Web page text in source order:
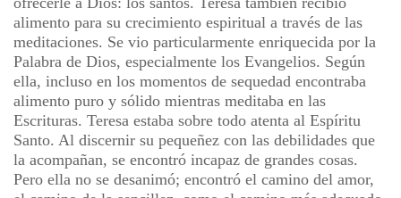
alimento para su crecimiento espiritual a través de las
meditaciones. Se vio particularmente enriquecida por la
Palabra de Dios, especialmente los Evangelios. Según
ella, incluso en los momentos de sequedad encontraba
alimento puro y sólido mientras meditaba en las
Escrituras. Teresa estaba sobre todo atenta al Espíritu
Santo. Al discernir su pequeñez con las debilidades que
la acompañan, se encontró incapaz de grandes cosas.
Pero ella no se desanimó; encontró el camino del amor,